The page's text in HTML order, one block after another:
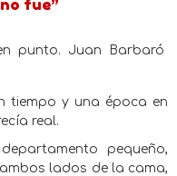
fue”
punto. Juan Barbaró
tiempo y una época en
real.
pequeño,
lados de la cama,